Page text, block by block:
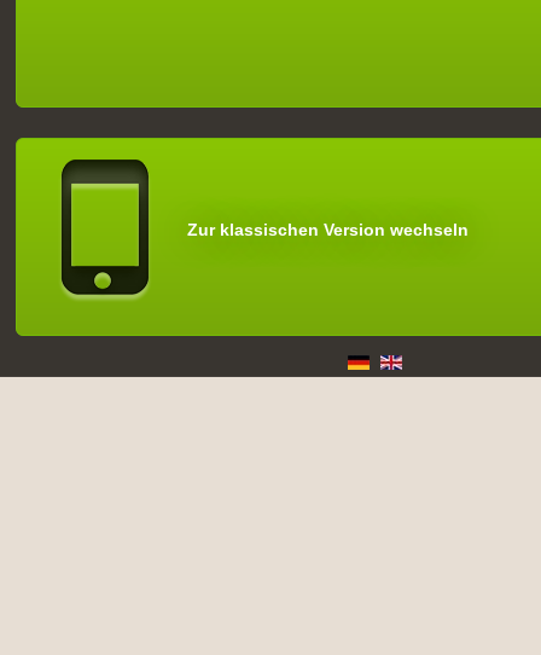
Zur klassischen Version wechseln